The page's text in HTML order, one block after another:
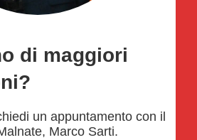
di maggiori
un appuntamento con il
Marco Sarti.